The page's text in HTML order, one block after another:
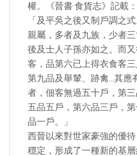
權。《晉書·食貨志》記載：
「及平吳之後又制戶調之
親屬，多者及九族，少者
後及士人子孫亦如之。而
客，品第六已上得衣食客三
第九品及舉輦、跡禽…其應
者，佃客無過五十戶，第
五品五戶，第六品三戶，
品一戶。」
西晉以來對世家豪強的優
穩定，形成了一種新的基